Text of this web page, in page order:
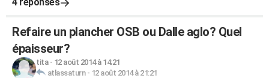
Refaire un plancher OSB ou Dalle aglo? Quel
épaisseur?
tita- 12 août 2014 à 14:21
atlassaturn- 12 août 2014 à 21:21